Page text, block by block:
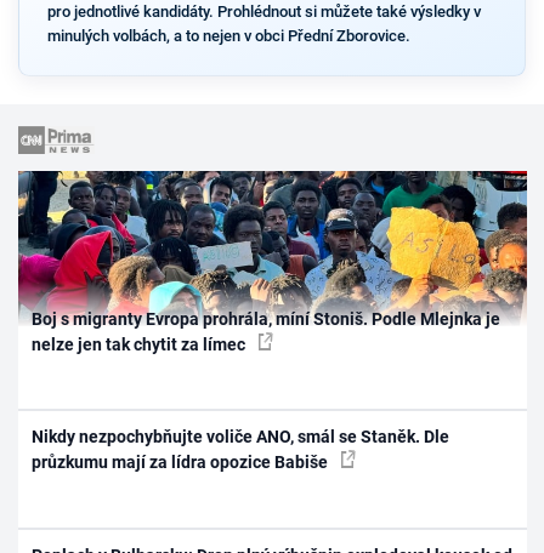
pro jednotlivé kandidáty. Prohlédnout si můžete také výsledky v
minulých volbách, a to nejen v obci Přední Zborovice.
Boj s migranty Evropa prohrála, míní Stoniš. Podle Mlejnka je
nelze jen tak chytit za límec
Nikdy nezpochybňujte voliče ANO, smál se Staněk. Dle
průzkumu mají za lídra opozice Babiše